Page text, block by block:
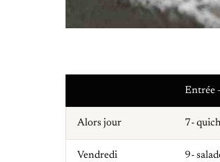
Entrée
Alors jour 7-
Vendredi 9-